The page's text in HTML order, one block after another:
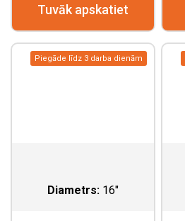
Tuvāk apskatiet
Piegāde līdz 3 darba dienām
Diametrs:16"